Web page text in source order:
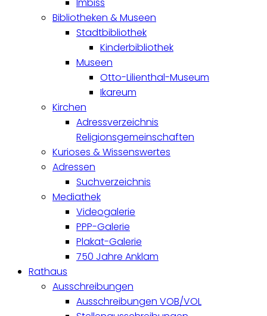
Bibliotheken & Museen
Stadtbibliothek
Kinderbibliothek
Museen
Otto-Lilienthal-Museum
Ikareum
Kirchen
Adressverzeichnis
Religionsgemeinschaften
Kurioses & Wissenswertes
Adressen
Suchverzeichnis
Mediathek
Videogalerie
PPP-Galerie
Plakat-Galerie
750 Jahre Anklam
Rathaus
Ausschreibungen
Ausschreibungen VOB/VOL